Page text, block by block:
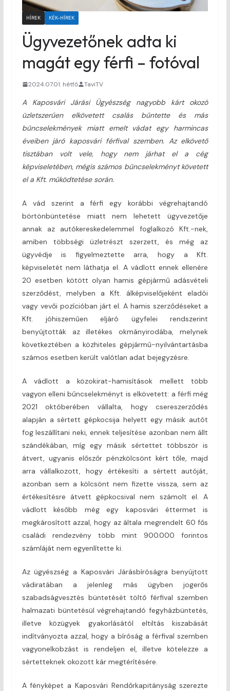
HÍREK KÉK-HÍREK
Ügyvezetőnek adta ki
magát egy férfi – fotóval
2024.07.01. hétfő TaviTV
A Kaposvári Járási Ügyészség nagyobb kárt okozó
üzletszerűen elkövetett csalás bűntette és más
bűncselekmények miatt emelt vádat egy harmincas
éveiben járó kaposvári férfival szemben. Az elkövető
tisztában volt vele, hogy nem járhat el a cég
képviseletében, mégis számos bűncselekményt követett
el a Kft. működtetése során.
A vád szerint a férfi egy korábbi végrehajtandó
börtönbüntetése miatt nem lehetett ügyvezetője
annak az autókereskedelemmel foglalkozó Kft.-nek,
amiben többségi üzletrészt szerzett, és még az
ügyvédje is figyelmeztette arra, hogy a Kft.
képviseletét nem láthatja el. A vádlott ennek ellenére
20 esetben kötött olyan hamis gépjármű adásvételi
szerződést, melyben a Kft. álképviselőjeként eladói
vagy vevői pozícióban járt el. A hamis szerződéseket a
Kft. jóhiszeműen eljáró ügyfelei rendszerint
benyújtották az illetékes okmányirodába, melynek
következtében a közhiteles gépjármű-nyilvántartásba
számos esetben került valótlan adat bejegyzésre.
A vádlott a közokirat-hamisítások mellett több
vagyon elleni bűncselekményt is elkövetett: a férfi még
2021 októberében vállalta, hogy csereszerződés
alapján a sértett gépkocsija helyett egy másik autót
fog leszállítani neki, ennek teljesítése azonban nem állt
szándékában, míg egy másik sértettet többször is
átvert, ugyanis előszőr pénzkölcsönt kért tőle, majd
arra vállalkozott, hogy értékesíti a sértett autóját,
azonban sem a kölcsönt nem fizette vissza, sem az
értékesítésre átvett gépkocsival nem számolt el. A
vádlott később még egy kaposvári éttermet is
megkárosított azzal, hogy az általa megrendelt 60 fős
családi rendezvény több mint 900.000 forintos
számláját nem egyenlítette ki.
Az ügyészség a Kaposvári Járásbíróságra benyújtott
vádiratában a jelenleg más ügyben jogerős
szabadságvesztés büntetését töltő férfival szemben
halmazati büntetésül végrehajtandó fegyházbüntetés,
illetve közügyek gyakorlásától eltiltás kiszabását
indítványozta azzal, hogy a bíróság a férfival szemben
vagyonelkobzást is rendeljen el, illetve kötelezze a
sértetteknek okozott kár megtérítésére.
A fényképet a Kaposvári Rendőrkapitányság szerezte